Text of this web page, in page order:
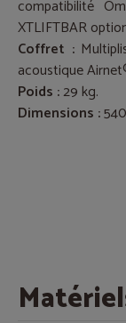
compatibilité
XTLIFTBAR
Coffret :
acoustique
Poids :29 kg.
Dimensions :